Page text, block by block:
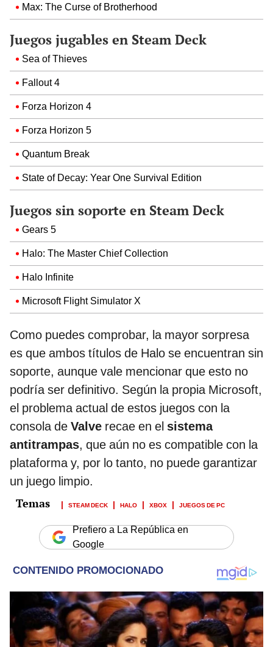
Max: The Curse of Brotherhood
Juegos jugables en Steam Deck
Sea of Thieves
Fallout 4
Forza Horizon 4
Forza Horizon 5
Quantum Break
State of Decay: Year One Survival Edition
Juegos sin soporte en Steam Deck
Gears 5
Halo: The Master Chief Collection
Halo Infinite
Microsoft Flight Simulator X
Como puedes comprobar, la mayor sorpresa
es que ambos títulos de Halo se encuentran sin
soporte, aunque vale mencionar que esto no
podría ser definitivo. Según la propia Microsoft,
el problema actual de estos juegos con la
consola de Valve recae en el sistema
antitrampas, que aún no es compatible con la
plataforma y, por lo tanto, no puede garantizar
un juego limpio.
STEAM DECK HALO XBOX JUEGOS DE PC
Prefiero a La República en
Google